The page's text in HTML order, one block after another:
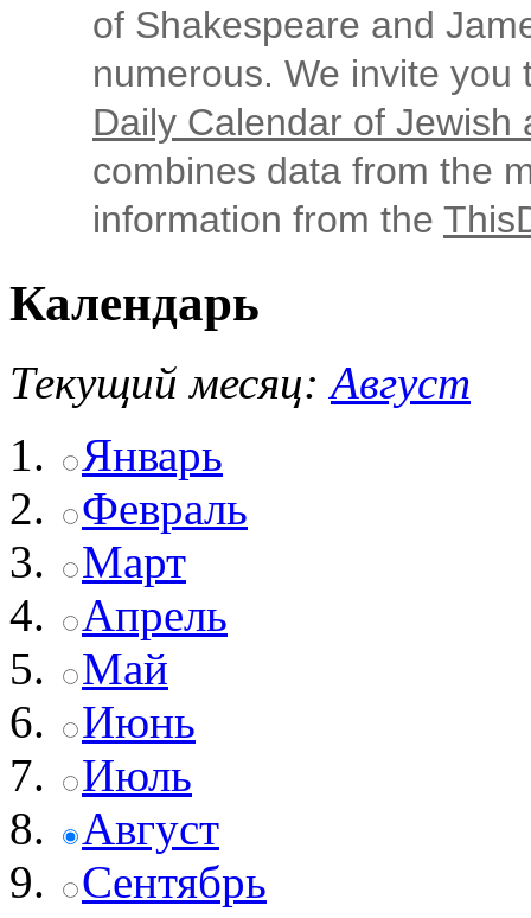
of Shakespeare and
numerous. We invite
Daily Calendar of Jewish
combines data from the
information from the
Календарь
Текущий месяц: Август
Январь
Февраль
Март
Апрель
Май
Июнь
Июль
Август
Сентябрь